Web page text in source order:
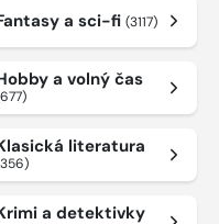
a sci-fi (3117)
a volný čas
literatura
a detektivky